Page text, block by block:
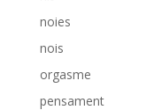
noies
nois
orgasme
pensament